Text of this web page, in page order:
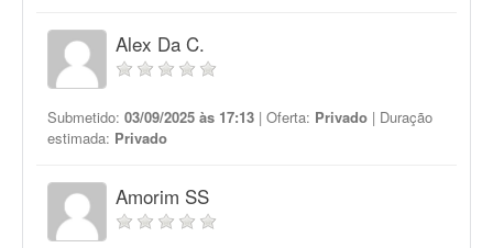
Alex Da C.
Submetido: 03/09/2025 às 17:13 | Oferta: Privado | Duração
estimada: Privado
Amorim SS